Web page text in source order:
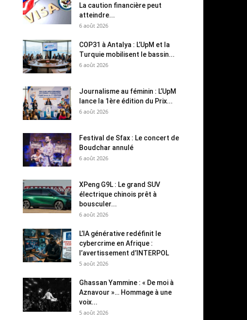
La caution financière peut
atteindre...
6 août 2026
COP31 à Antalya : L’UpM et la
Turquie mobilisent le bassin...
6 août 2026
Journalisme au féminin : L’UpM
lance la 1ère édition du Prix...
6 août 2026
Festival de Sfax : Le concert de
Boudchar annulé
6 août 2026
XPeng G9L : Le grand SUV
électrique chinois prêt à
bousculer...
6 août 2026
L’IA générative redéfinit le
cybercrime en Afrique :
l’avertissement d’INTERPOL
5 août 2026
Ghassan Yammine : « De moi à
Aznavour »… Hommage à une
voix...
5 août 2026